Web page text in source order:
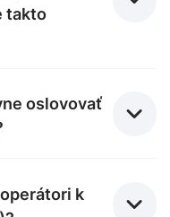
takto
oslovovať
k